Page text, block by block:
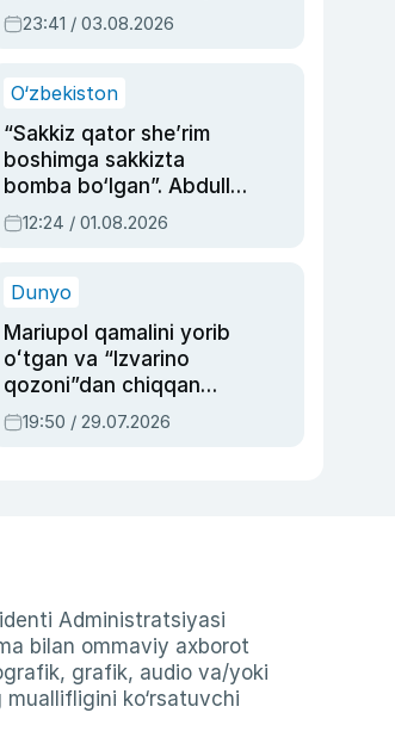
ayolga sud hukmi o‘qildi
23:41 / 03.08.2026
O‘zbekiston
“Sakkiz qator she’rim
boshimga sakkizta
bomba bo‘lgan”. Abdulla
Oripovni siyosiy
ayblovlardan asrab
12:24 / 01.08.2026
Dunyo
Mariupol qamalini yorib
oʻtgan va “Izvarino
qozoni”dan chiqqan
qahramon — Ukraina
armiyasi bosh
19:50 / 29.07.2026
Administratsiyasi
bilan ommaviy axborot
grafik, audio va/yoki
ko‘rsatuvchi